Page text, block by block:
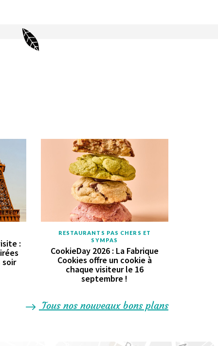
:
soir
RESTAURANTS PAS CHERS ET
SYMPAS
CookieDay 2026 : La Fabrique
Cookies offre un cookie à
chaque visiteur le 16
septembre !
Tous nos nouveaux bons plans